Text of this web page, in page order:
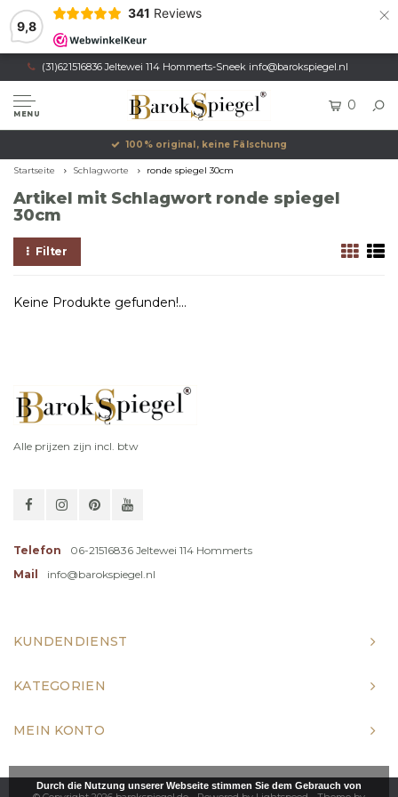
9,8
341 Reviews ×
(31)621516836 Jeltewei 114 Hommerts-Sneek info@barokspiegel.nl
MENU
0
100% original, keine Fälschung
Startseite Schlagworte ronde spiegel 30cm
Artikel mit Schlagwort ronde spiegel
30cm
Filter
Keine Produkte gefunden!...
Alle prijzen zijn incl. btw
Telefon
06-21516836 Jeltewei 114 Hommerts
Mail
info@barokspiegel.nl
KUNDENDIENST
KATEGORIEN
MEIN KONTO
Durch die Nutzung unserer Webseite stimmen Sie dem Gebrauch von